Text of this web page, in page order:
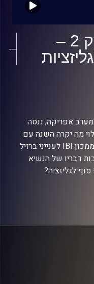
הגלובליסט – פרק 2 –
מערב אפריקה, ננסה
לוי מה יקרה השנה עם
ישראל בתחרות, נארח את אסי גרברז ממכון IBI לענייני ברזיל
דבריו של הנשיא
לגליזציה?